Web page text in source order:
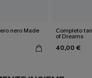
nero Made Completo
of Dreams
40,00 €